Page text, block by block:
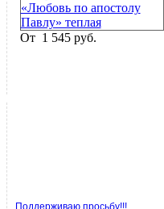
От 1 545 руб.
Поддерживаю просьбу!!!